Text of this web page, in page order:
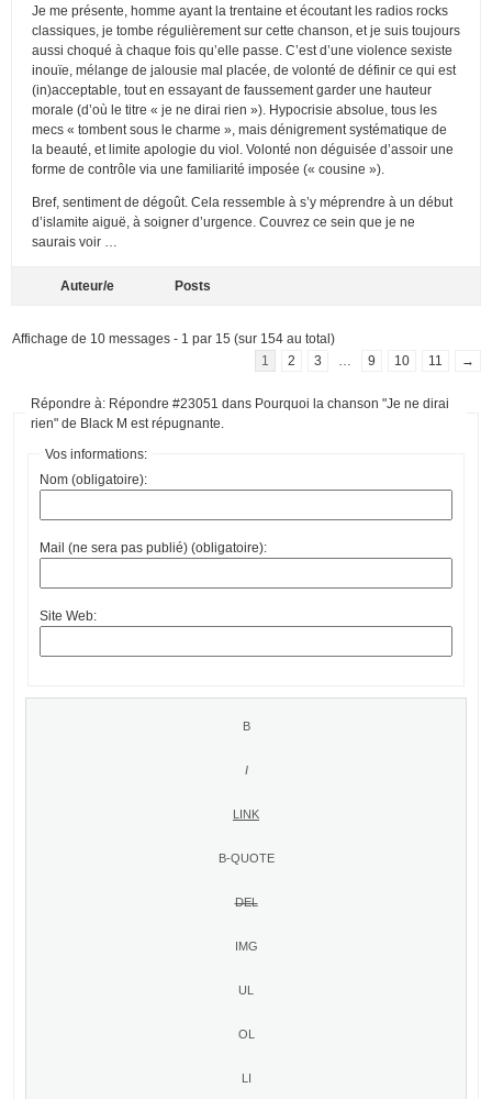
Je me présente, homme ayant la trentaine et écoutant les radios rocks
classiques, je tombe régulièrement sur cette chanson, et je suis toujours
aussi choqué à chaque fois qu’elle passe. C’est d’une violence sexiste
inouïe, mélange de jalousie mal placée, de volonté de définir ce qui est
(in)acceptable, tout en essayant de faussement garder une hauteur
morale (d’où le titre « je ne dirai rien »). Hypocrisie absolue, tous les
mecs « tombent sous le charme », mais dénigrement systématique de
la beauté, et limite apologie du viol. Volonté non déguisée d’assoir une
forme de contrôle via une familiarité imposée (« cousine »).
Bref, sentiment de dégoût. Cela ressemble à s’y méprendre à un début
d’islamite aiguë, à soigner d’urgence. Couvrez ce sein que je ne
saurais voir …
Auteur/e Posts
Affichage de 10 messages - 1 par 15 (sur 154 au total)
1
2 3 9 10 11 →
Répondre à: Répondre #23051 dans Pourquoi la chanson "Je ne dirai
rien" de Black M est répugnante.
Vos informations:
Nom (obligatoire):
Mail (ne sera pas publié) (obligatoire):
Site Web: